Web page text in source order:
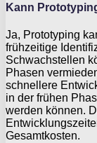
Kann
Ja, Prototyping
frühzeitige
Schwachstellen
Phasen
schnellere
in der frühen
werden können.
Gesamtkosten.